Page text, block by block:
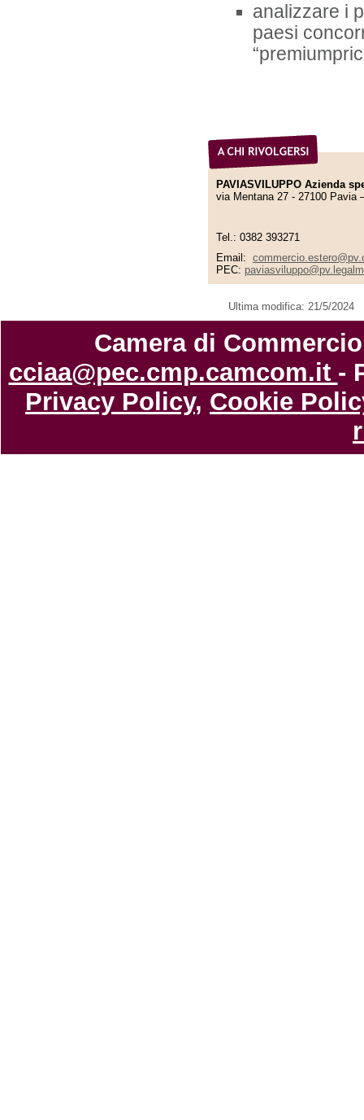
analizzare i
paesi
PAVIASVILUPPO Azienda
via Mentana 27 - 27100 Pavia
Tel.: 0382 393271
Email:
PEC:
Ultima modifica: 21/5/2024
Camera di
cciaa@pec.cmp.camcom.it -
Privacy Policy, Cookie